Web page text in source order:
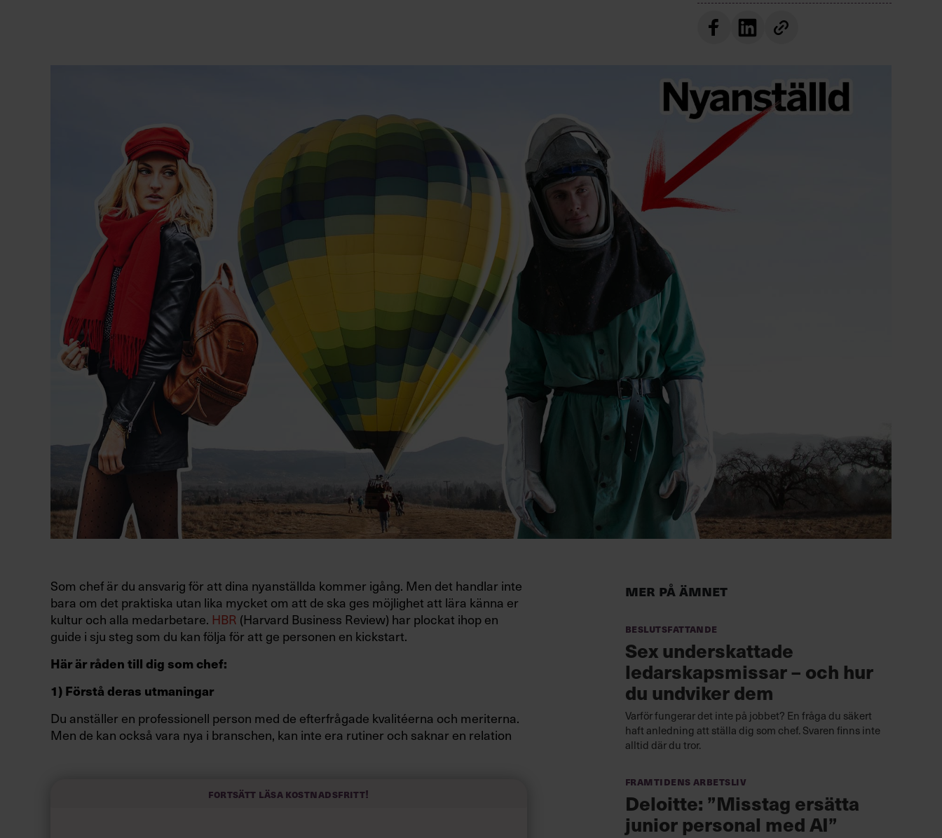
Som chef är du ansvarig för att dina nyanställda kommer igång. Men det handlar inte
bara om det praktiska utan lika mycket om att de ska ges möjlighet att lära känna er
kultur och alla medarbetare. HBR (Harvard Business Review) har plockat ihop en
guide i sju steg som du kan följa för att ge personen en kickstart.
Här är råden till dig som chef:
1) Förstå deras utmaningar
Du anställer en professionell person med de efterfrågade kvalitéerna och meriterna.
Men de kan också vara nya i branschen, kan inte era rutiner och saknar en relation
Var medveten om dessa utmaningar från början.
Fortsätt läsa kostnadsfritt!
Mer på ämnet
Beslutsfattande
Sex underskattade
ledarskapsmissar – och hur
du undviker dem
Varför fungerar det inte på jobbet? En fråga du säkert
haft anledning att ställa dig som chef. Svaren finns inte
alltid där du tror.
Framtidens arbetsliv
Deloitte: ”Misstag ersätta
junior personal med AI”